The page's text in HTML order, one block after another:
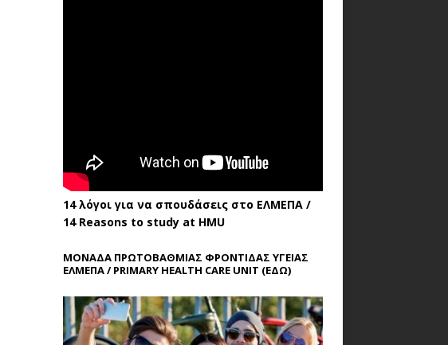
14 λόγοι για να σπουδάσεις στο ΕΛΜΕΠΑ /
14 Reasons to study at HMU
ΜΟΝΑΔΑ ΠΡΩΤΟΒΑΘΜΙΑΣ ΦΡΟΝΤΙΔΑΣ ΥΓΕΙΑΣ
ΕΛΜΕΠΑ / PRIMARY HEALTH CARE UNIT (ΕΔΩ)